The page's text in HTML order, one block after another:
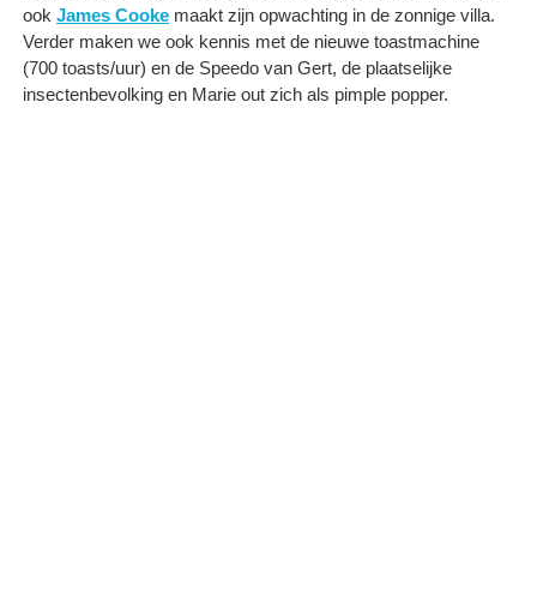
ook James Cooke maakt zijn opwachting in de zonnige villa.
Verder maken we ook kennis met de nieuwe toastmachine
(700 toasts/uur) en de Speedo van Gert, de plaatselijke
insectenbevolking en Marie out zich als pimple popper.